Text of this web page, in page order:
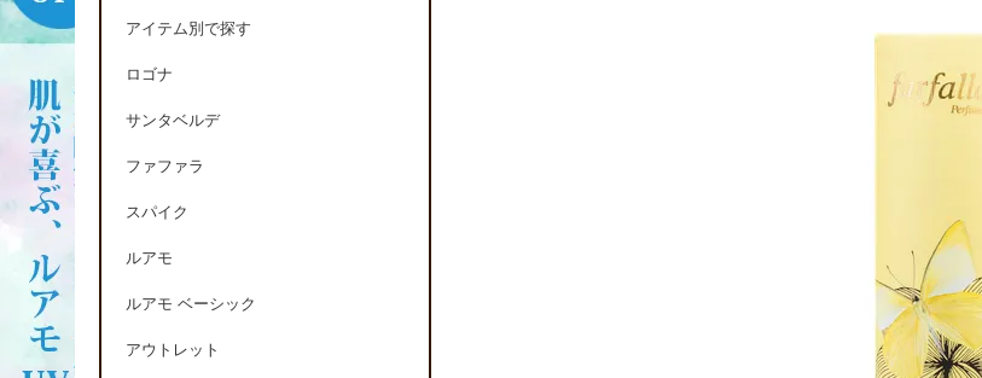
アイテム別で探す
ロゴナ
サンタベルデ
ファファラ
スパイク
ルアモ
ルアモ ベーシック
アウトレット